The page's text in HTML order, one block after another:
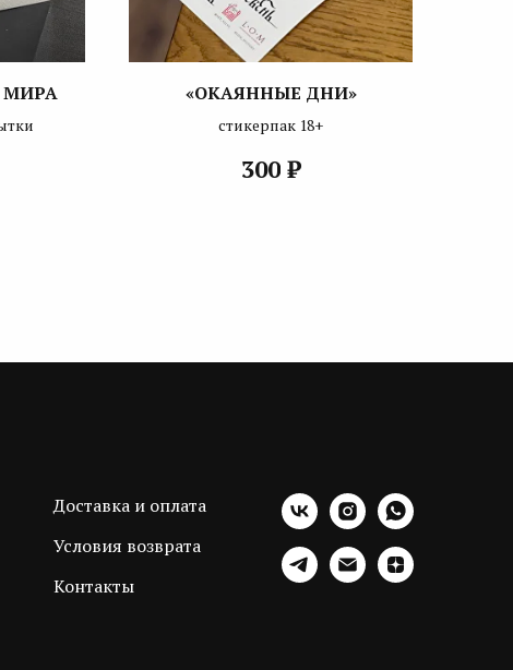
МИРА «ОКАЯННЫЕ ДНИ»
стикерпак 18+
300 ₽
Доставка и оплата
Условия возврата
Контакты